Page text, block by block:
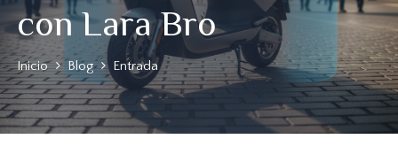
con Lara Bro
Inicio Blog Entrada